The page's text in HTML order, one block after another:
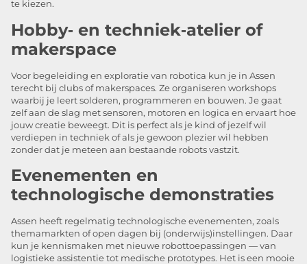
te kiezen.
Hobby‑ en techniek‑atelier of
makerspace
Voor begeleiding en exploratie van robotica kun je in Assen
terecht bij clubs of makerspaces. Ze organiseren workshops
waarbij je leert solderen, programmeren en bouwen. Je gaat
zelf aan de slag met sensoren, motoren en logica en ervaart hoe
jouw creatie beweegt. Dit is perfect als je kind of jezelf wil
verdiepen in techniek of als je gewoon plezier wil hebben
zonder dat je meteen aan bestaande robots vastzit.
Evenementen en
technologische demonstraties
Assen heeft regelmatig technologische evenementen, zoals
themamarkten of open dagen bij (onderwijs)instellingen. Daar
kun je kennismaken met nieuwe robottoepassingen — van
logistieke assistentie tot medische prototypes. Het is een mooie